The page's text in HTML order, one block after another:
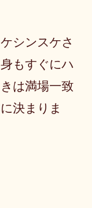
シンスケさ
もすぐにハ
は満場一致
決まりま